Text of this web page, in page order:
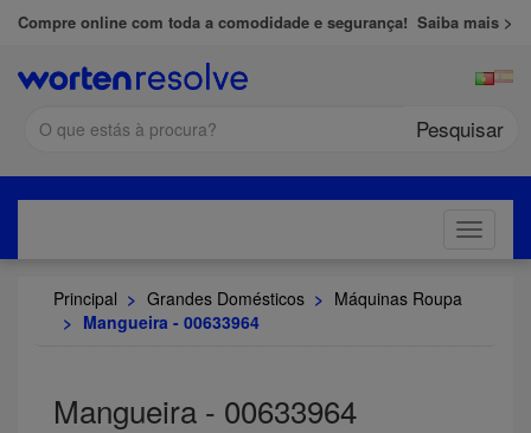
Compre online com toda a comodidade e segurança! Saiba mais >
Pesquisar
Toggle
Principal > Grandes Domésticos > Máquinas Roupa
> Mangueira - 00633964
Mangueira - 00633964